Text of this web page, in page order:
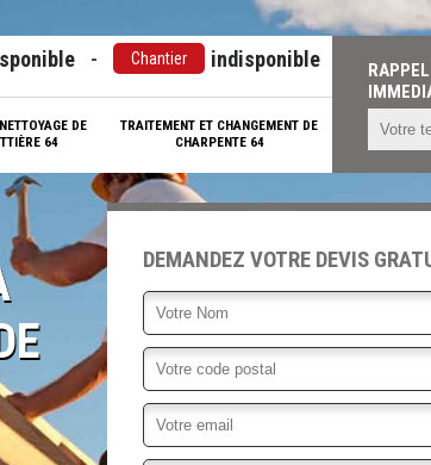
DE
64
TRAITEMENT ET CHANGEMENT DE
CHARPENTE 64
- Chantier indisponible
DEMANDEZ VOTRE DEVIS